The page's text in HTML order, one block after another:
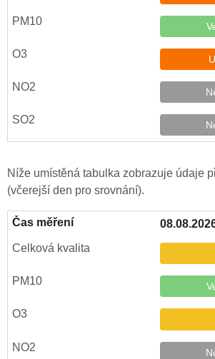
Níže umístěná tabulka zobrazuje údaje
(včerejší den pro srovnání).